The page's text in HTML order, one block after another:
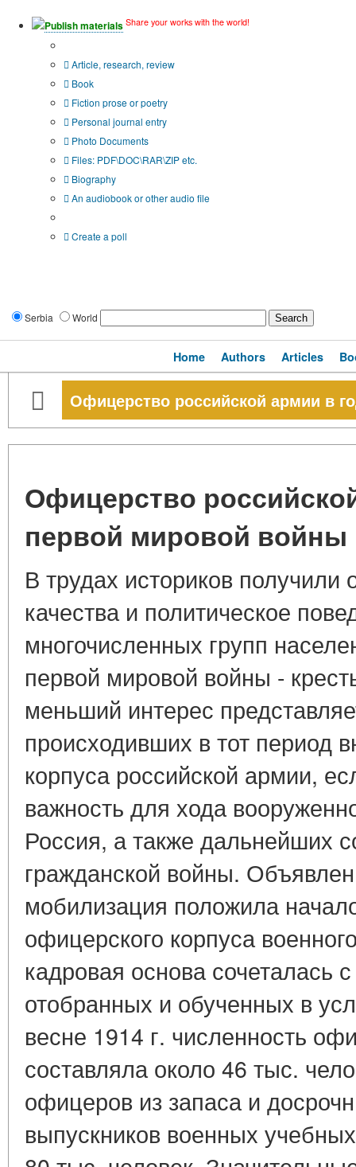
Publish materials Share your works with the world!
Article, research, review
Book
Fiction prose or poetry
Personal journal entry
Photo Documents
Files: PDF\DOC\RAR\ZIP etc.
Biography
An audiobook or other audio file
Create a poll
Serbia World
Home Authors Articles
Офицерство российской армии в
Офицерство
первой мировой войны
В трудах историков
качества и политическое
многочисленных групп
первой мировой войны -
меньший интерес
происходивших в тот период
корпуса российской армии,
важность для хода
Россия, а также дальнейших
гражданской войны.
мобилизация положила
офицерского корпуса
кадровая основа сочеталась
отобранных и обученных в
весне 1914 г. численность
составляла около 46 тыс.
офицеров из запаса и
выпускников военных